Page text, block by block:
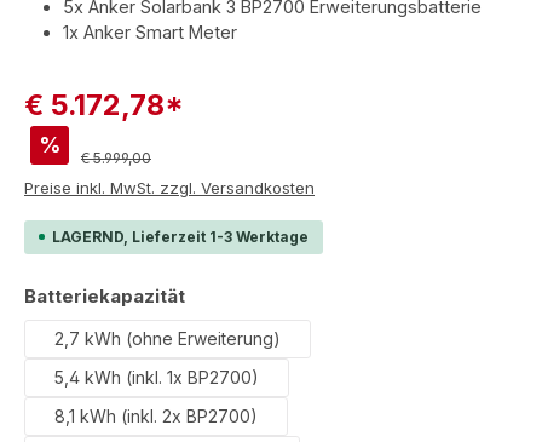
5x Anker Solarbank 3 BP2700 Erweiterungsbatterie
1x Anker Smart Meter
€ 5.172,78*
% Regulärer Preis:
€ 5.999,00
Preise inkl. MwSt. zzgl. Versandkosten
LAGERND, Lieferzeit 1-3 Werktage
Batteriekapazitätauswählen
2,7 kWh (ohne Erweiterung)
5,4 kWh (inkl. 1x BP2700)
8,1 kWh (inkl. 2x BP2700)